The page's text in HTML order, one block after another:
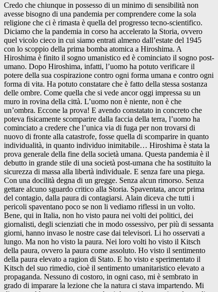
Credo che chiunque in possesso di un minimo di sensibilità non
avesse bisogno di una pandemia per comprendere come la sola
religione che ci è rimasta è quella del progresso tecno-scientifico.
Diciamo che la pandemia in corso ha accelerato la Storia, ovvero
quel vicolo cieco in cui siamo entrati almeno dall’estate del 1945
con lo scoppio della prima bomba atomica a Hiroshima. A
Hiroshima è finito il sogno umanistico ed è cominciato il sogno post-
umano. Dopo Hiroshima, infatti, l’uomo ha potuto verificare il
potere della sua cospirazione contro ogni forma umana e contro ogni
forma di vita. Ha potuto constatare che è fatto della stessa sostanza
delle ombre. Come quella che si vede ancor oggi impressa su un
muro in rovina della città. L’uomo non è niente, non è che
un’ombra. Eccone la prova! E avendo constatato in concreto che
poteva fisicamente scomparire dalla faccia della terra, l’uomo ha
cominciato a credere che l’unica via di fuga per non trovarsi di
nuovo di fronte alla catastrofe, fosse quella di scomparire in quanto
individualità, in quanto individuo inimitabile… Hiroshima è stata la
prova generale della fine della società umana. Questa pandemia è il
debutto in grande stile di una società post-umana che ha sostituito la
sicurezza di massa alla libertà individuale. E senza fare una piega.
Con una docilità degna di un gregge. Senza alcun rimorso. Senza
gettare alcuno sguardo critico alla Storia. Spaventata, ancor prima
del contagio, dalla paura di contagiarsi. Alain diceva che tutti i
pericoli spaventano poco se non li vediamo riflessi in un volto.
Bene, qui in Italia, non ho visto paura nei volti dei politici, dei
giornalisti, degli scienziati che in modo ossessivo, per più di sessanta
giorni, hanno invaso le nostre case dai televisori. Li ho osservati a
lungo. Ma non ho visto la paura. Nei loro volti ho visto il Kitsch
della paura, ovvero la paura come assoluto. Ho visto il sentimento
della paura elevato a ragion di Stato. E ho visto e sperimentato il
Kitsch del suo rimedio, cioè il sentimento umanitaristico elevato a
propaganda. Nessuno di costoro, in ogni caso, mi è sembrato in
grado di imparare la lezione che la natura ci stava impartendo. Mi